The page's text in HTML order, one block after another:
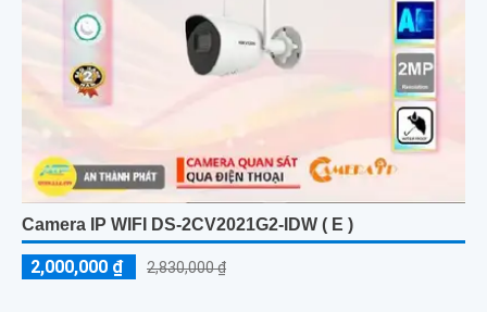
Camera IP WIFI DS-2CV2021G2-IDW ( E )
2,000,000 ₫ 2,830,000 ₫